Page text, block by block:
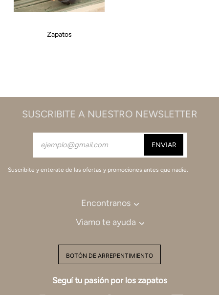
Zapatos
SUSCRIBITE A NUESTRO NEWSLETTER
Suscribite y enterate de las ofertas y promociones antes que nadie.
Encontranos
Viamo te ayuda
BOTÓN DE ARREPENTIMIENTO
Seguí tu pasión por los zapatos